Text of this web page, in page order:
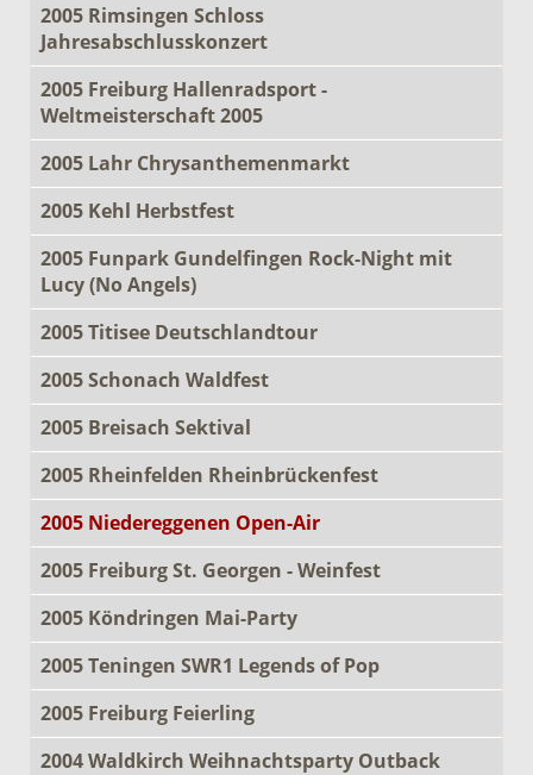
2005 Rimsingen Schloss
Jahresabschlusskonzert
2005 Freiburg Hallenradsport -
Weltmeisterschaft 2005
2005 Lahr Chrysanthemenmarkt
2005 Kehl Herbstfest
2005 Funpark Gundelfingen Rock-Night mit
Lucy (No Angels)
2005 Titisee Deutschlandtour
2005 Schonach Waldfest
2005 Breisach Sektival
2005 Rheinfelden Rheinbrückenfest
2005 Niedereggenen Open-Air
2005 Freiburg St. Georgen - Weinfest
2005 Köndringen Mai-Party
2005 Teningen SWR1 Legends of Pop
2005 Freiburg Feierling
2004 Waldkirch Weihnachtsparty Outback